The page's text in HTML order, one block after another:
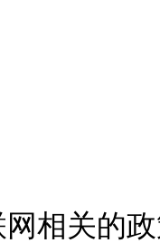
相关的